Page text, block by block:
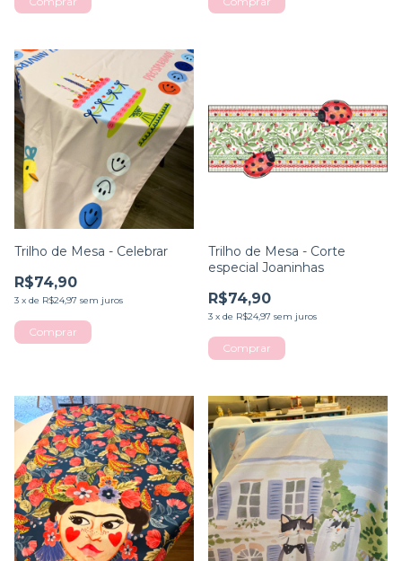
Trilho de Mesa - Celebrar
R$74,90
3 x de R$24,97 sem juros
Trilho de Mesa - Corte
especial Joaninhas
R$74,90
3 x de R$24,97 sem juros